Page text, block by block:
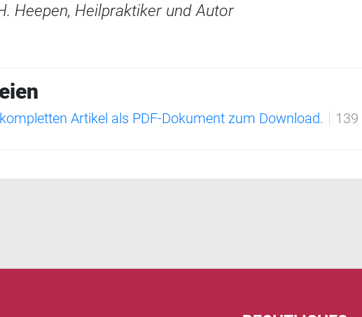
Heepen, Heilpraktiker und Autor
Artikel als PDF-Dokument zum Download. 139